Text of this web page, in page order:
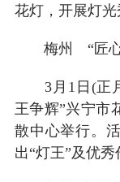
花灯，开展灯
梅州 “匠心
3月1日(正月
王争辉”兴宁市
散中心举行。
出“灯王”及优